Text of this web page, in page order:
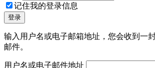
记住我的登录信息
输入用户名或电子邮箱地址，您会收到一
邮件。
用户名或电子邮件地址